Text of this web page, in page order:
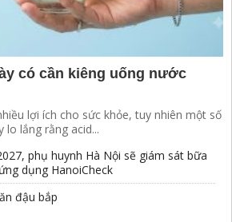
có cần kiêng uống nước
lợi ích cho sức khỏe, tuy nhiên một số
lo lắng rằng acid...
phụ huynh Hà Nội sẽ giám sát bữa
dụng HanoiCheck
đậu bắp